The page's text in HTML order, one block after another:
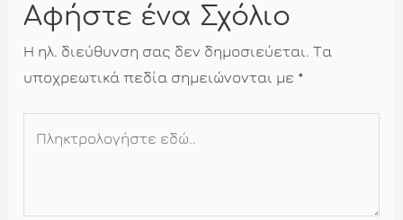
Αφήστε ένα Σχόλιο
Η ηλ. διεύθυνση σας δεν δημοσιεύεται. Τα
υποχρεωτικά πεδία σημειώνονται με *